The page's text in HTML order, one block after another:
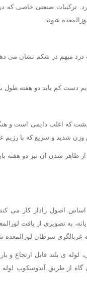
ترکیبات صنعتی خاصی که
شوند.
مبهم در شکم نشان می
دست کم باید دو هفته طول
که اغلب دایمی است و
شدید و سریع که با رژیم
ظاهر شدن آن نیز دو هفته
اصول رادار کار می
به تصویری از بافت
غربالگری سرطان
ی بلند قابل ارتجاع و
از طریق آندوسکوپ لوله